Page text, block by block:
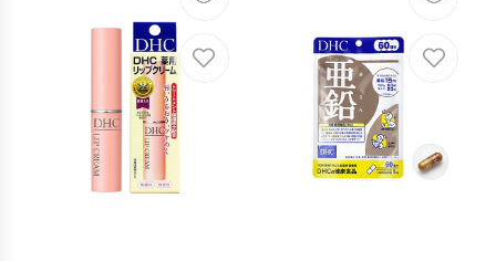
СУММА: 0.00
Оформить